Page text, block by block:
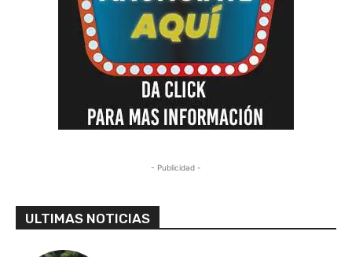
- Publicidad -
ULTIMAS NOTICIAS